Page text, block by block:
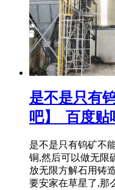
是不是只有
吧】_百度贴
是不是只有钨矿不
铜,然后可以做无限
放无限方解石用铸
要安家在草星了,那